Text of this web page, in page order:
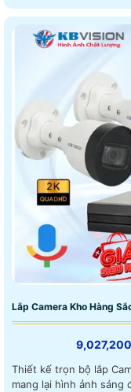
Lắp Camera Kho Hàng
Thiết kế trọn bộ lắp
mang lại hình ảnh